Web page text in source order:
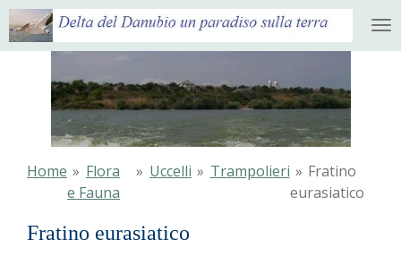
direct
hoofdinhoud
Home » Flora
e Fauna
» Uccelli » Trampolieri » Fratino
eurasiatico
Fratino eurasiatico